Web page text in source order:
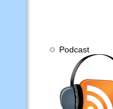
Podcast